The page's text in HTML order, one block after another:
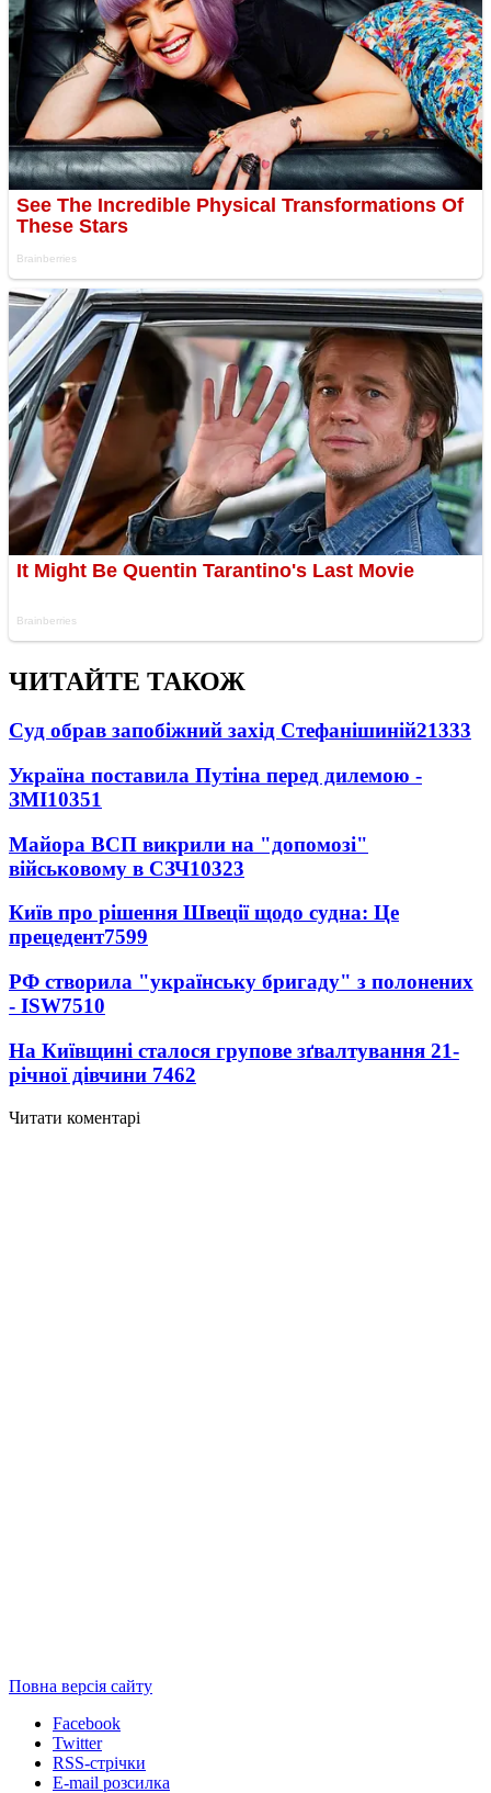
ЧИТАЙТЕ ТАКОЖ
Суд обрав запобіжний захід Стефанішиній21333
Україна поставила Путіна перед дилемою -
ЗМІ10351
Майора ВСП викрили на "допомозі"
військовому в СЗЧ10323
Київ про рішення Швеції щодо судна: Це
прецедент7599
РФ створила "українську бригаду" з полонених
- ISW7510
На Київщині сталося групове зґвалтування 21-
річної дівчини 7462
Читати коментарі
Повна версія сайту
Facebook
Twitter
RSS-стрічки
E-mail розсилка